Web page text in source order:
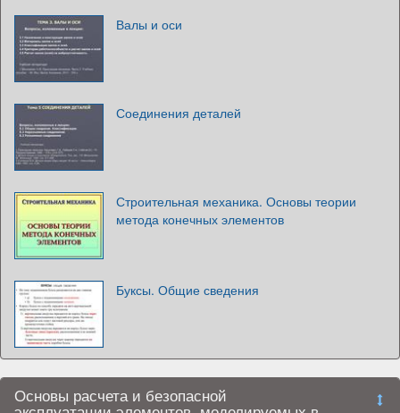
Валы и оси
Соединения деталей
Строительная механика. Основы теории
метода конечных элементов
Буксы. Общие сведения
Основы расчета и безопасной